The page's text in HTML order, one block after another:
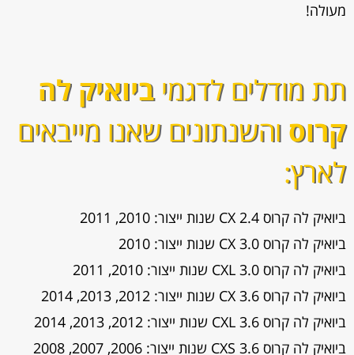
מעולה!
תת מודלים לדגמיביואיק לה
קרוס והשנתונים שאנו מייבאים
לארץ:
ביואיק לה קרוס 2.4 CX שנות ייצור: 2010, 2011
ביואיק לה קרוס 3.0 CX שנות ייצור: 2010
ביואיק לה קרוס 3.0 CXL שנות ייצור: 2010, 2011
ביואיק לה קרוס 3.6 CX שנות ייצור: 2012, 2013, 2014
ביואיק לה קרוס 3.6 CXL שנות ייצור: 2012, 2013, 2014
ביואיק לה קרוס 3.6 CXS שנות ייצור: 2006, 2007, 2008